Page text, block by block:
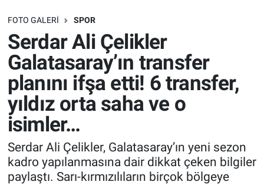
FOTO GALERI SPOR
Serdar Ali Çelikler
Galatasaray’ın transfer
planını ifşa etti! 6 transfer,
yıldız orta saha ve o
isimler…
Serdar Ali Çelikler, Galatasaray’ın yeni sezon
kadro yapılanmasına dair dikkat çeken bilgiler
paylaştı. Sarı-kırmızılıların birçok bölgeye
SAĞLIK
EKONOMİ
EĞİTİM
ÖZEL HABER
Keşfet
ASTROLOJİ